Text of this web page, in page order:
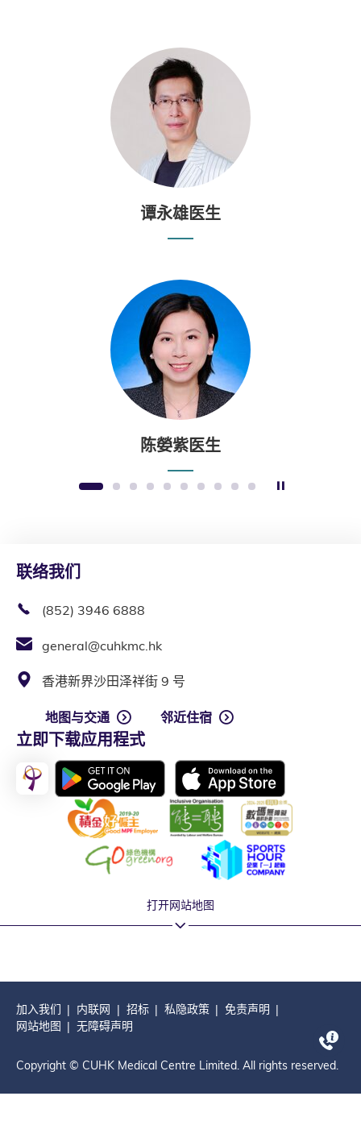
谭永雄医生
陈嫈紫医生
1 2 3 4 5 6 7 8 9 10
联络我们
(852) 3946 6888
general@cuhkmc.hk
香港新界沙田泽祥街 9 号
地图与交通 邻近住宿
立即下载应用程式
打开网站地图
加入我们 内联网 招标 私隐政策
免责声明
网站地图
无障碍声明
Copyright © CUHK Medical Centre Limited. All rights reserved.